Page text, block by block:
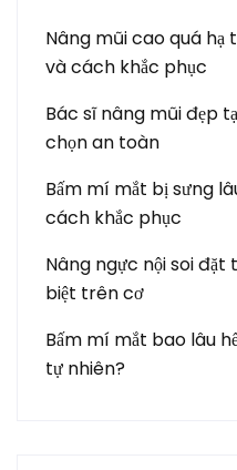
Nâng mũi cao quá hạ
và cách khắc phục
Bác sĩ nâng mũi đẹp
chọn an toàn
Bấm mí mắt bị sưng
cách khắc phục
Nâng ngực nội soi
biệt trên cơ
Bấm mí mắt bao lâu
tự nhiên?